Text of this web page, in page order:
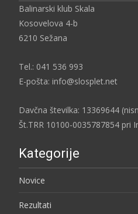
Balinarski klub Skala
Kosovelova 4-b
6210 Sežana
Tel.: 041 536 993
E-pošta: info@slosplet.net
Davčna številka: 13369644
Št.TRR 10100-0035787854 pri
Kategorije
Novice
Rezultati